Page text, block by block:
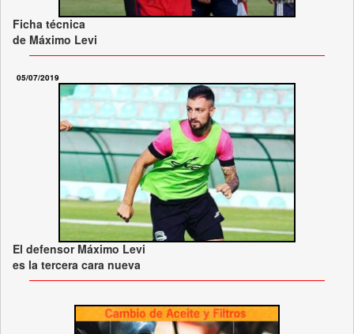
Ficha técnica
de Máximo Levi
05/07/2019
El defensor Máximo Levi
es la tercera cara nueva